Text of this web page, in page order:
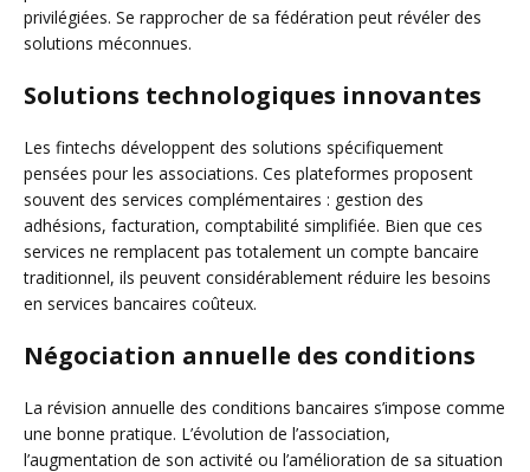
privilégiées. Se rapprocher de sa fédération peut révéler des
solutions méconnues.
Solutions technologiques innovantes
Les fintechs développent des solutions spécifiquement
pensées pour les associations. Ces plateformes proposent
souvent des services complémentaires : gestion des
adhésions, facturation, comptabilité simplifiée. Bien que ces
services ne remplacent pas totalement un compte bancaire
traditionnel, ils peuvent considérablement réduire les besoins
en services bancaires coûteux.
Négociation annuelle des conditions
La révision annuelle des conditions bancaires s’impose comme
une bonne pratique. L’évolution de l’association,
l’augmentation de son activité ou l’amélioration de sa situation